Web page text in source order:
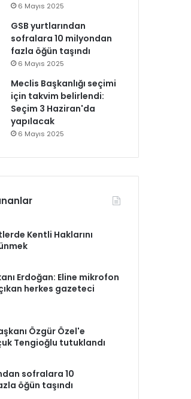
6 Mayıs 2025
GSB yurtlarından
sofralara 10 milyondan
fazla öğün taşındı
6 Mayıs 2025
Meclis Başkanlığı seçimi
için takvim belirlendi:
Seçim 3 Haziran'da
yapılacak
6 Mayıs 2025
Kentli Haklarını
Erdoğan: Eline mikrofon
herkes gazeteci
Özgür Özel'e
Tengioğlu tutuklandı
sofralara 10
öğün taşındı